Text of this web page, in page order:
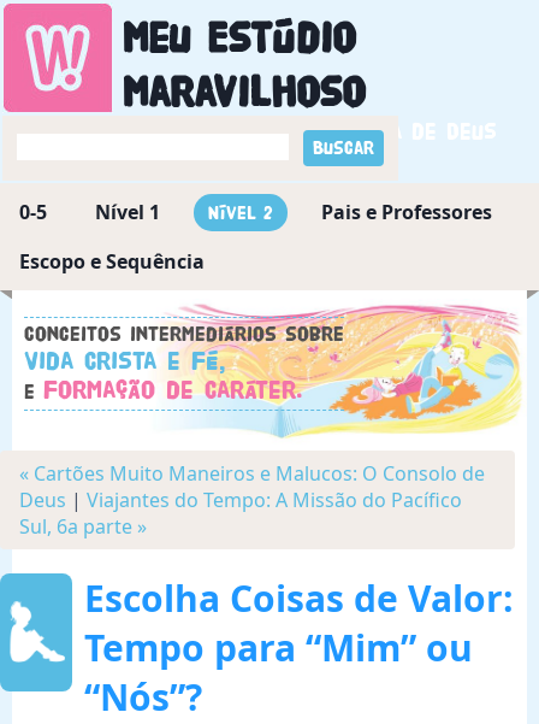
Meu Estúdio
Maravilhoso
Descobrindo a maravilha de Deus
0-5 Nível 1 Nível 2
Pais e Professores
Escopo e Sequência
Conceitos intermediários sobre
Vida Crista e Fé,
e Formação de Caráter.
« Cartões Muito Maneiros e Malucos: O Consolo de
Deus | Viajantes do Tempo: A Missão do Pacífico
Sul, 6a parte »
Escolha Coisas de Valor:
Tempo para “Mim” ou
“Nós”?